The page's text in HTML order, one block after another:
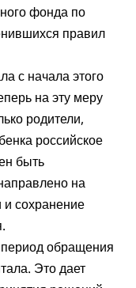
фонда по
правил
с начала этого
на эту меру
родители,
российское
быть
на
и сохранение
период обращения
Это дает